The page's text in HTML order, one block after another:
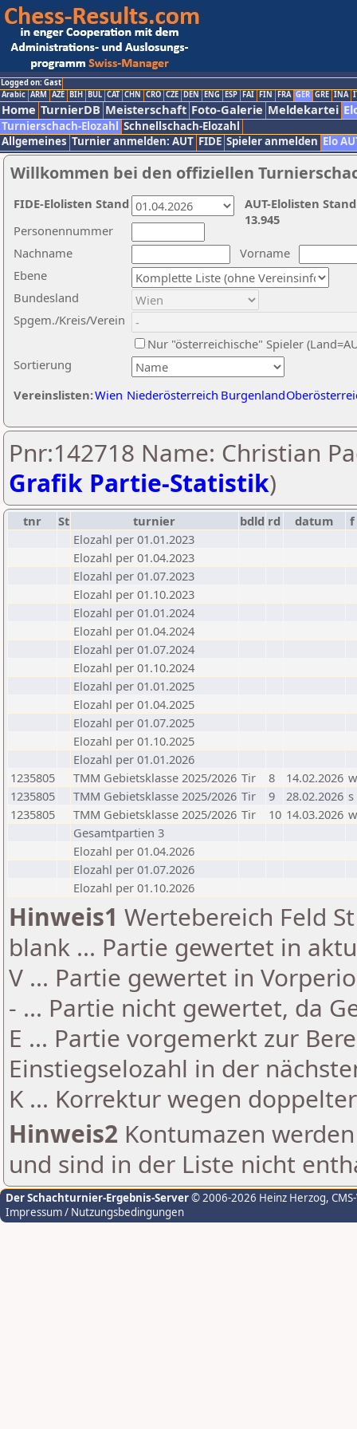
Logged on: Gast
Arabic ARM AZE BIH BUL CAT CHN CRO CZE DEN ENG ESP FAI FIN FRA GER GRE INA
Home TurnierDB Meisterschaft Foto-Galerie Meldekartei
Turnierschach-Elozahl Schnellschach-Elozahl
Allgemeines Turnier anmelden: AUT FIDE Spieler anmelden Elo
Willkommen bei den offiziellen
Nachname
Vorname
Ebene
Sortierung
Personennummer
Bundesland
Spgem./Kreis/Verein
Nur "österreichische" Spieler
Vereinslisten:Wien Niederösterreich Burgenland
AUT-Elolisten
13.945
FIDE-Elolisten Stand
Pnr:142718 Name: Christian
Grafik Partie-Statistik)
tnr St turnier bdld rd datum
f
Elozahl per 01.01.2023
Elozahl per 01.04.2023
Elozahl per 01.07.2023
Elozahl per 01.10.2023
Elozahl per 01.01.2024
Elozahl per 01.04.2024
Elozahl per 01.07.2024
Elozahl per 01.10.2024
Elozahl per 01.01.2025
Elozahl per 01.04.2025
Elozahl per 01.07.2025
Elozahl per 01.10.2025
Elozahl per 01.01.2026
1235805
TMM Gebietsklasse 2025/2026 Tir 8 14.02.2026 w
1235805
TMM Gebietsklasse 2025/2026 Tir 9 28.02.2026 s
1235805
TMM Gebietsklasse 2025/2026 Tir 10 14.03.2026 w
Gesamtpartien 3
Elozahl per 01.04.2026
Elozahl per 01.07.2026
Elozahl per 01.10.2026
Hinweis1 Wertebereich Feld
blank ... Partie gewertet in
V ... Partie gewertet in
- ... Partie nicht gewertet, da
E ... Partie vorgemerkt zur
Einstiegselozahl in der
K ... Korrektur wegen
Hinweis2 Kontumazen
und sind in der Liste nicht
Der Schachturnier-Ergebnis-Server© 2006-2026 Heinz Herzog,
Impressum / Nutzungsbedingungen